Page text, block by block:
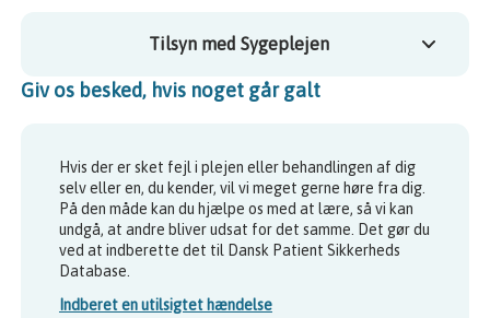
Tilsyn med Sygeplejen
Giv os besked, hvis noget går galt
Hvis der er sket fejl i plejen eller behandlingen af dig
selv eller en, du kender, vil vi meget gerne høre fra dig.
På den måde kan du hjælpe os med at lære, så vi kan
undgå, at andre bliver udsat for det samme. Det gør du
ved at indberette det til Dansk Patient Sikkerheds
Database.
Indberet en utilsigtet hændelse